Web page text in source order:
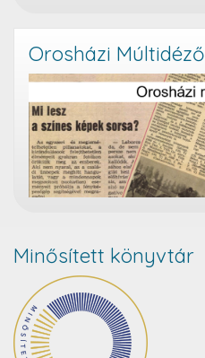
Orosházi Múltidéző
Minősített könyvtár